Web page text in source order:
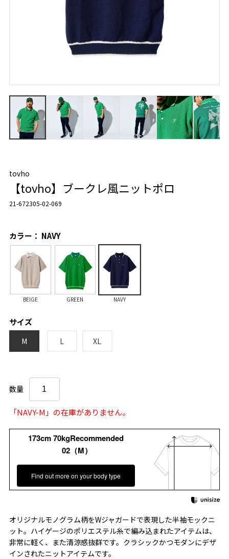
tovho
【tovho】ブークレ風ニットポロ
21-672305-02-069
カラー： NAVY
BEIGE GREEN NAVY
サイズ
M L XL
数量
「NAVY-M」の在庫がありません。
173cm 70kgRecommended
02（M）
Find out more on your body type
オリジナルモノグラム柄をWジャガードで表現した半袖モックニ
ット。ハイゲージのポリエステル糸で編み込まれたアイテムは、
非常に軽く、また清涼感抜群です。クラシックかつモダンにデザ
インされたニットアイテムです。